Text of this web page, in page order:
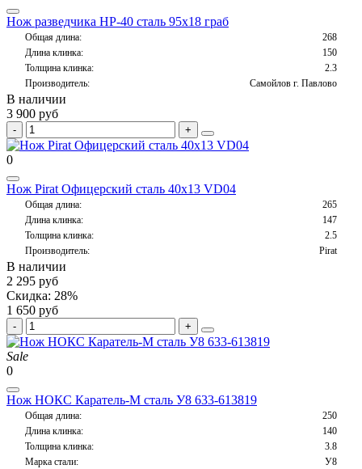
Нож разведчика НР-40 сталь 95х18 граб
Общая длина:
268
Длина клинка:
150
Толщина клинка:
2.3
Производитель:
Самойлов г. Павлово
В наличии
3 900 руб
0
Нож Pirat Офицерский сталь 40х13 VD04
Общая длина:
265
Длина клинка:
147
Толщина клинка:
2.5
Производитель:
Pirat
В наличии
2 295 руб
Скидка: 28%
1 650 руб
Sale
0
Нож НОКС Каратель-М сталь У8 633-613819
Общая длина:
250
Длина клинка:
140
Толщина клинка:
3.8
Марка стали:
У8